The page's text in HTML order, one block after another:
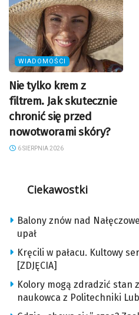
WIADOMOŚCI
Nie tylko krem z
filtrem. Jak skutecznie
chronić się przed
nowotworami skóry?
6 SIERPNIA 2026
Ciekawostki
Balony znów nad
upał
Kręcili w pałacu. Kultowy
[ZDJĘCIA]
Kolory mogą zdradzić stan
naukowca z Politechniki